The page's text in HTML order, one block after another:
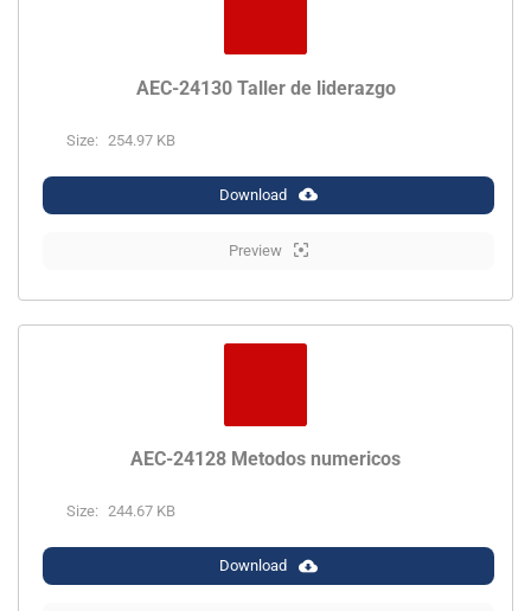
AEC-24130 Taller de liderazgo
Size: 254.97 KB
Download
Preview
AEC-24128 Metodos numericos
Size: 244.67 KB
Download